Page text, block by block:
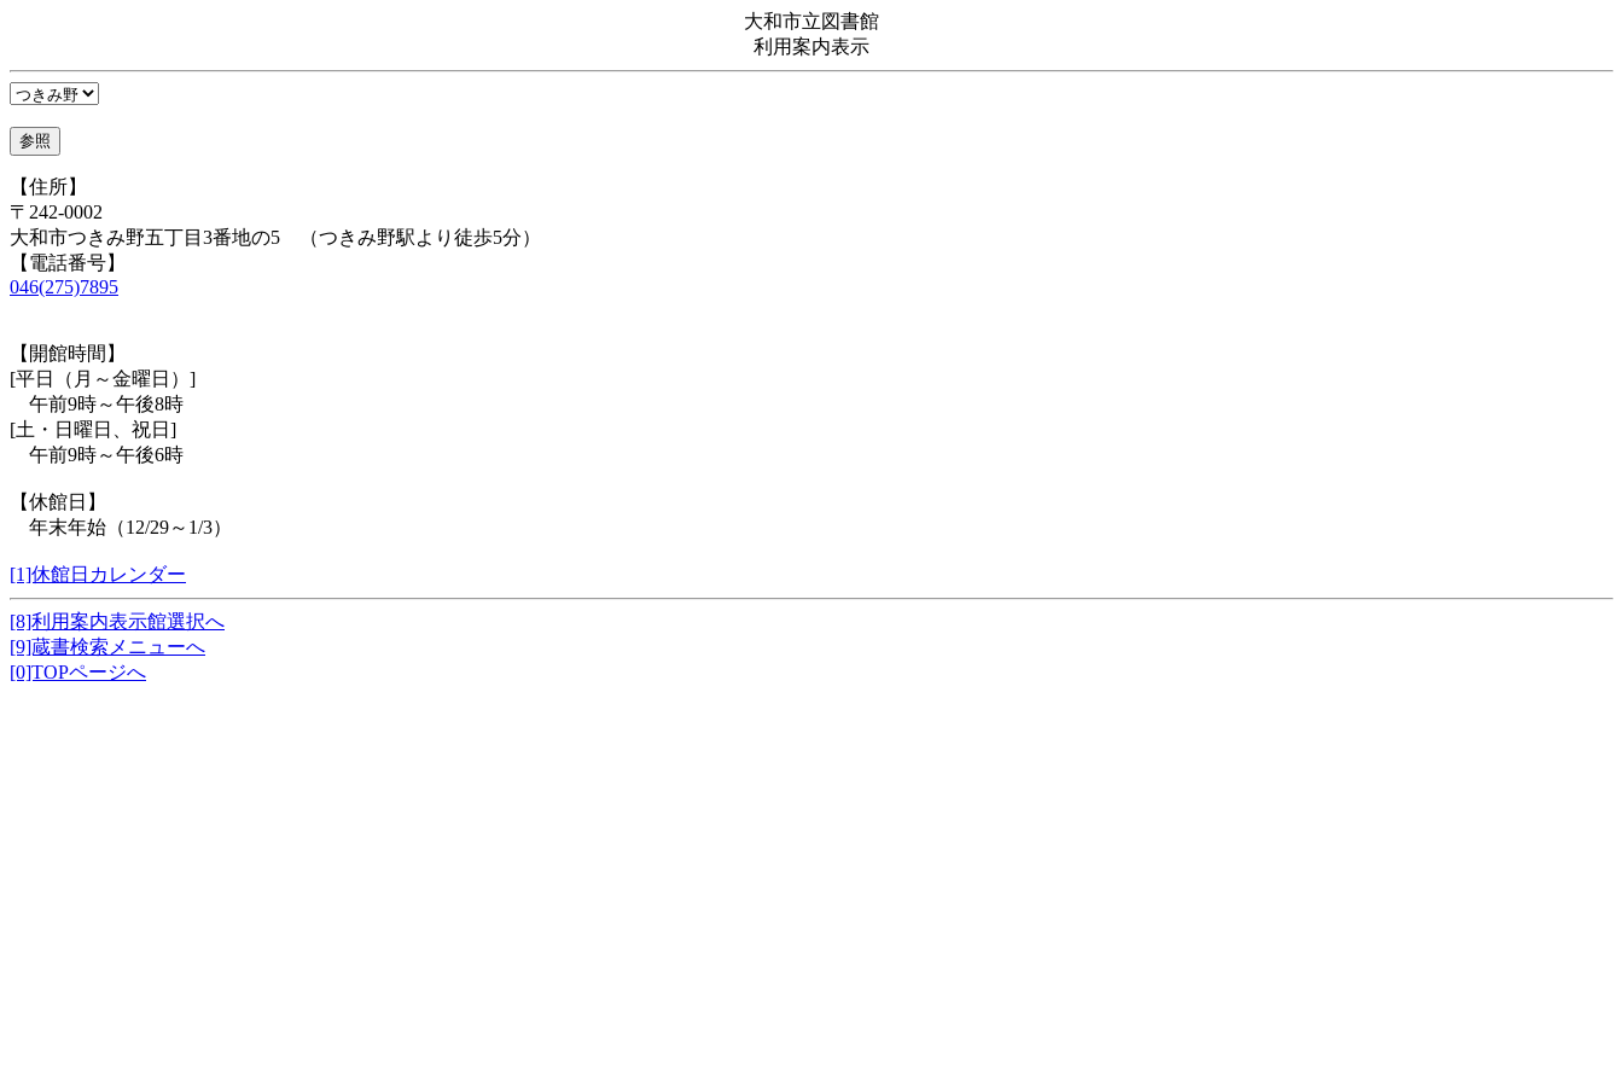
大和市立図書館
利用案内表示
【住所】
〒242-0002
大和市つきみ野五丁目3番地の5 （つきみ野駅より徒歩5分）
【電話番号】
046(275)7895
【開館時間】
[平日（月～金曜日）]
午前9時～午後8時
[土・日曜日、祝日]
午前9時～午後6時
【休館日】
年末年始（12/29～1/3）
[1]休館日カレンダー
[8]利用案内表示館選択へ
[9]蔵書検索メニューへ
[0]TOPページへ